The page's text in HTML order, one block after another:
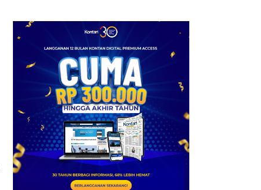
Treasuri 9,63 Miliar, Cek
Profil Emiten DSSA
hingga Kinerjanya
Cek Kode Redeem EA FC
Mobile Update 7 Agustus
2026: Klaim Ribuan
Gems Gratis!
7
FIFA Akhirnya Cairkan
Hadiah Timnas Yordania
yang Tertunda 8 Bulan